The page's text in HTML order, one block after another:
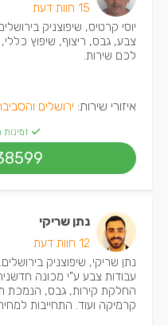
15 חוות דעת
יוסי קרטיס, שיפוצניק
צבע, גבס, ריצוף, שיפוץ
לכם שירות.
איזורי שירות: ירושלים
נתן שריקי
12 חוות דעת
נתן שריקי, שיפוצניק
עבודות צבע ע"י מכונה
החלקת קירות, גבס, הנמכת
קרמיקה ועוד. התחייבות